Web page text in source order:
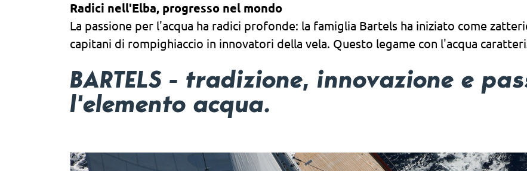
Radici nell'Elba, progresso nel mondo
La passione per l'acqua ha radici profonde: la famiglia Bartels ha iniziato come
capitani di rompighiaccio in innovatori della vela. Questo legame con l'acqua
BARTELS - tradizione, innovazione e
l'elemento acqua.